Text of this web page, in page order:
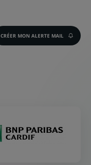
CRÉER MON ALERTE MAIL